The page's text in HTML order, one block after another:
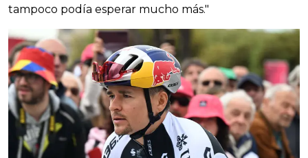
tampoco podía esperar mucho más."